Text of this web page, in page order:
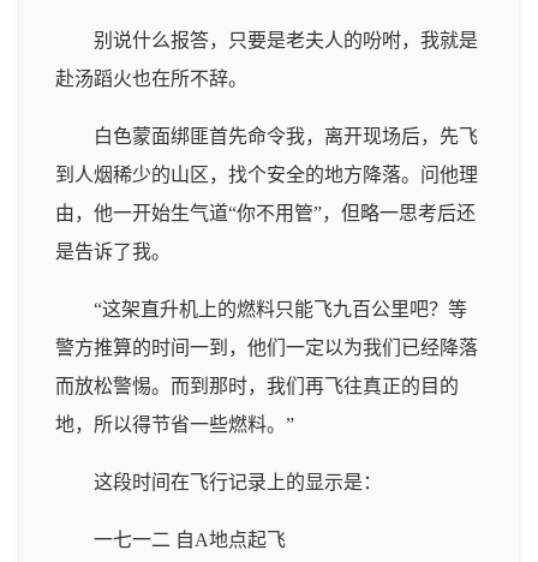
别说什么报答，只要是老夫人的吩咐，我就是
赴汤蹈火也在所不辞。
白色蒙面绑匪首先命令我，离开现场后，先飞
到人烟稀少的山区，找个安全的地方降落。问他理
由，他一开始生气道“你不用管”，但略一思考后还
是告诉了我。
“这架直升机上的燃料只能飞九百公里吧？等
警方推算的时间一到，他们一定以为我们已经降落
而放松警惕。而到那时，我们再飞往真正的目的
地，所以得节省一些燃料。”
这段时间在飞行记录上的显示是：
一七一二 自A地点起飞